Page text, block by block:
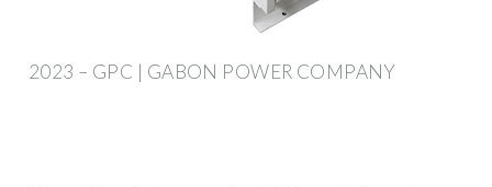
2023 – GPC | GABON POWER COMPANY